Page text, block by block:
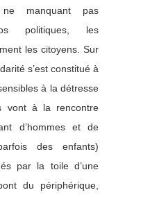
manquant pas
politiques, les
les citoyens. Sur
s’est constitué à
à la détresse
vont à la rencontre
d’hommes et de
des enfants)
par la toile d’une
du périphérique,